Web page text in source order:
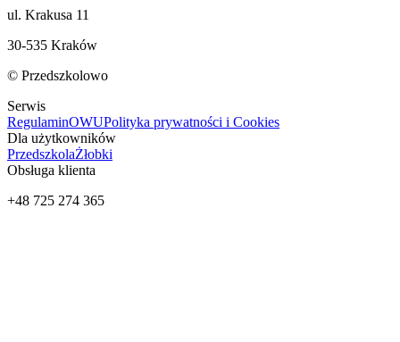
ul. Krakusa 11
30-535 Kraków
© Przedszkolowo
Serwis
RegulaminOWUPolityka prywatności i Cookies
Dla użytkowników
PrzedszkolaŻłobki
Obsługa klienta
+48 725 274 365